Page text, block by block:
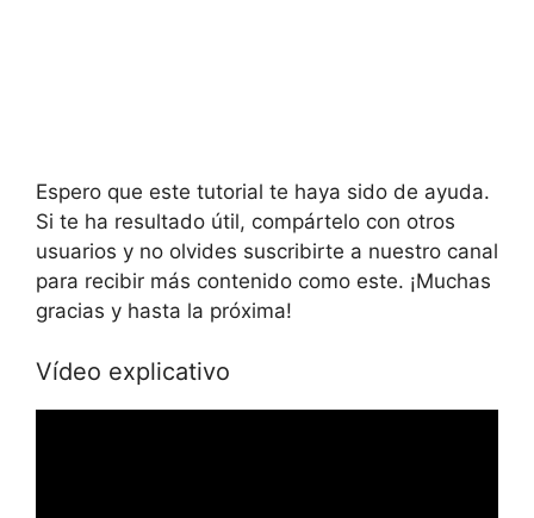
Espero que este tutorial te haya sido de ayuda.
Si te ha resultado útil, compártelo con otros
usuarios y no olvides suscribirte a nuestro canal
para recibir más contenido como este. ¡Muchas
gracias y hasta la próxima!
Vídeo explicativo